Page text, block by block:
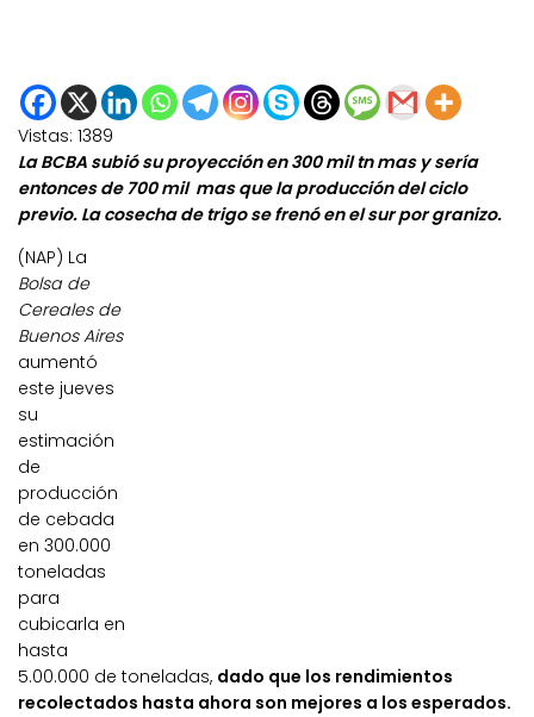
Vistas: 1389
La BCBA subió su proyección en 300 mil tn mas y sería
entonces de 700 mil mas que la producción del ciclo
previo. La cosecha de trigo se frenó en el sur por granizo.
(NAP) La
Bolsa de
Cereales de
Buenos Aires
aumentó
este jueves
su
estimación
de
producción
de cebada
en 300.000
toneladas
para
cubicarla en
hasta
5.00.000 de toneladas, dado que los rendimientos
recolectados hasta ahora son mejores a los esperados.